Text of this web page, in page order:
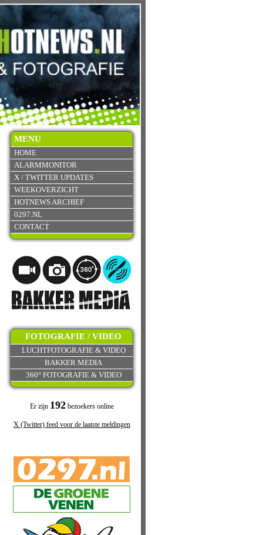
MENU
HOME
ALARMMONITOR
X / TWITTER UPDATES
WEEKOVERZICHT
HOTNEWS ARCHIEF
0297.NL
CONTACT
FOTOGRAFIE / VIDEO
LUCHTFOTOGRAFIE & VIDEO
BAKKER MEDIA
360° FOTOGRAFIE & VIDEO
Er zijn 192bezoekers online
X (Twitter) feed voor de laatste meldingen